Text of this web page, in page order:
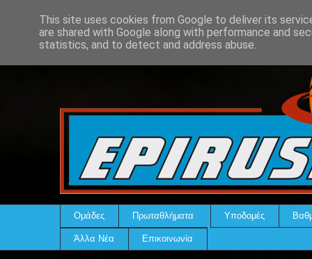
Ομάδες Πρωταθλήματα Υποδομές
Άλλα Νέα Επικοινωνία
This site uses cookies from Google to deliver its
are shared with Google along with performance and
statistics, and to detect and address abuse.